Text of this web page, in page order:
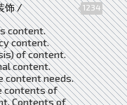
饰 /
1234
content.
content.
of content.
content.
content needs.
contents of
Contents of